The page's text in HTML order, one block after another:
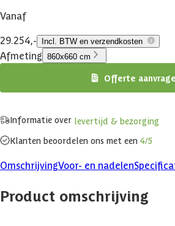
Vanaf
29.254,-
Incl. BTW en verzendkosten
Afmeting 860x660 cm
Offerte
Informatie over levertijd & bezorging
Klanten beoordelen ons met een 4/5
OmschrijvingVoor- en nadelen
Product omschrijving